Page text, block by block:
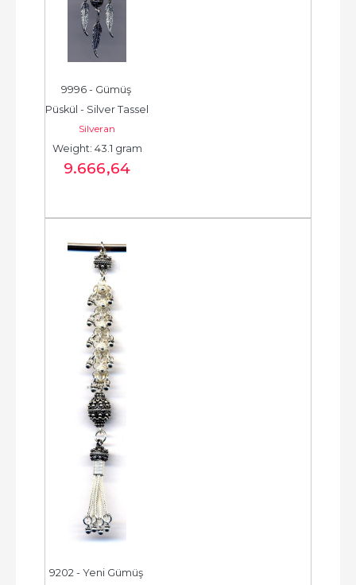
9996 - Gümüş
Püskül - Silver Tassel
الخرزة الفضية...
Silveran
Weight: 43.1 gram
9.666,64
9202 - Yeni Gümüş